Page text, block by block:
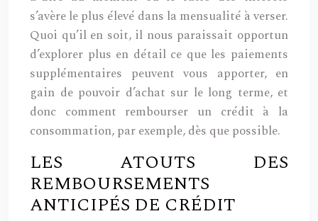
s’avère le plus élevé dans la mensualité à verser.
Quoi qu’il en soit, il nous paraissait opportun
d’explorer plus en détail ce que les paiements
supplémentaires peuvent vous apporter, en
gain de pouvoir d’achat sur le long terme, et
donc comment rembourser un crédit à la
consommation, par exemple, dès que possible.
LES ATOUTS DES
REMBOURSEMENTS
ANTICIPÉS DE CRÉDIT